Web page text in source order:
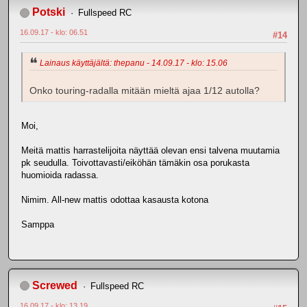
Potski Fullspeed RC
#14
16.09.17 - klo: 06.51
Lainaus käyttäjältä: thepanu - 14.09.17 - klo: 15.06
Onko touring-radalla mitään mieltä ajaa 1/12 autolla?
Moi,
Meitä mattis harrastelijoita näyttää olevan ensi talvena muutamia
pk seudulla. Toivottavasti/eiköhän tämäkin osa porukasta
huomioida radassa.
Nimim. All-new mattis odottaa kasausta kotona
Samppa
Screwed Fullspeed RC
16.09.17 - klo: 13.19